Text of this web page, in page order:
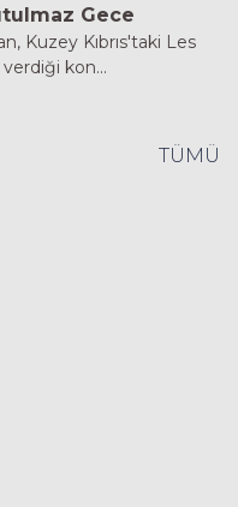
Gece
Kuzey Kıbrıs'taki Les
kon...
TÜMÜ